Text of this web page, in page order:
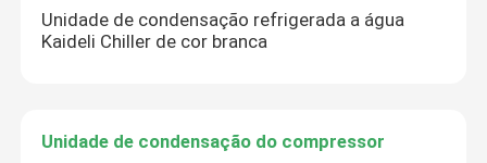
Controle de Qualidade
Unidade de condensação refrigerada a água
Kaideli Chiller de cor branca
Unidade de condensação do compressor